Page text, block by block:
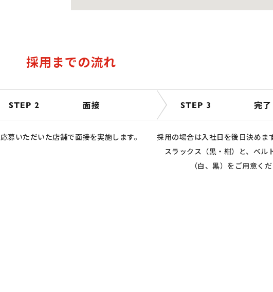
採用までの流れ
STEP 2 面接
応募いただいた店舗で面接を実施します。
STEP 3 完了
採用の場合は入社日を後日決めま
スラックス（黒・紺）と、ベル
（白、黒）をご用意くだ